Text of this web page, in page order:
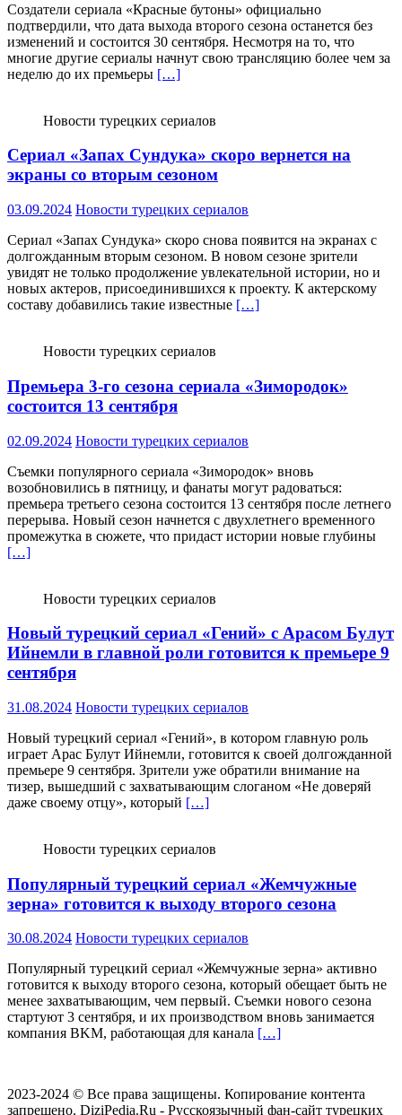
Создатели сериала «Красные бутоны» официально
подтвердили, что дата выхода второго сезона останется без
изменений и состоится 30 сентября. Несмотря на то, что
многие другие сериалы начнут свою трансляцию более чем за
неделю до их премьеры […]
Новости турецких сериалов
Сериал «Запах Сундука» скоро вернется на
экраны со вторым сезоном
03.09.2024 Новости турецких сериалов
Сериал «Запах Сундука» скоро снова появится на экранах с
долгожданным вторым сезоном. В новом сезоне зрители
увидят не только продолжение увлекательной истории, но и
новых актеров, присоединившихся к проекту. К актерскому
составу добавились такие известные […]
Новости турецких сериалов
Премьера 3-го сезона сериала «Зимородок»
состоится 13 сентября
02.09.2024 Новости турецких сериалов
Съемки популярного сериала «Зимородок» вновь
возобновились в пятницу, и фанаты могут радоваться:
премьера третьего сезона состоится 13 сентября после летнего
перерыва. Новый сезон начнется с двухлетнего временного
промежутка в сюжете, что придаст истории новые глубины
[…]
Новости турецких сериалов
Новый турецкий сериал «Гений» с Арасом Булут
Ийнемли в главной роли готовится к премьере 9
сентября
31.08.2024 Новости турецких сериалов
Новый турецкий сериал «Гений», в котором главную роль
играет Арас Булут Ийнемли, готовится к своей долгожданной
премьере 9 сентября. Зрители уже обратили внимание на
тизер, вышедший с захватывающим слоганом «Не доверяй
даже своему отцу», который […]
Новости турецких сериалов
Популярный турецкий сериал «Жемчужные
зерна» готовится к выходу второго сезона
30.08.2024 Новости турецких сериалов
Популярный турецкий сериал «Жемчужные зерна» активно
готовится к выходу второго сезона, который обещает быть не
менее захватывающим, чем первый. Съемки нового сезона
стартуют 3 сентября, и их производством вновь занимается
компания BKM, работающая для канала […]
2023-2024 © Все права защищены. Копирование контента
запрещено. DiziPedia.Ru - Русскоязычный фан-сайт турецких